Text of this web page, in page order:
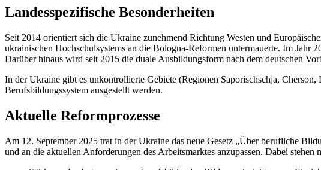
Landesspezifische Besonderheiten
Seit 2014 orientiert sich die Ukraine zunehmend Richtung Westen und
ukrainischen Hochschulsystems an die Bologna-Reformen untermauerte. Im Jahr
Darüber hinaus wird seit 2015 die duale Ausbildungsform nach dem deutschen
In der Ukraine gibt es unkontrollierte Gebiete (Regionen Saporischschja,
Berufsbildungssystem ausgestellt werden.
Aktuelle Reformprozesse
Am 12. September 2025 trat in der Ukraine das neue Gesetz „Über berufliche
und an die aktuellen Anforderungen des Arbeitsmarktes anzupassen. Dabei